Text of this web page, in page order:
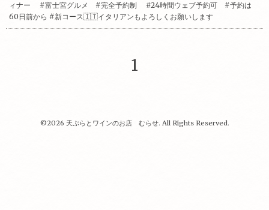
ィナー #富士宮グルメ #完全予約制 #24時間ウェブ予約可 #予約は
60日前から #新コース🇮🇹イタリアンもよろしくお願いします
1
©2026 天ぷらとワインのお店 むらせ. All Rights Reserved.